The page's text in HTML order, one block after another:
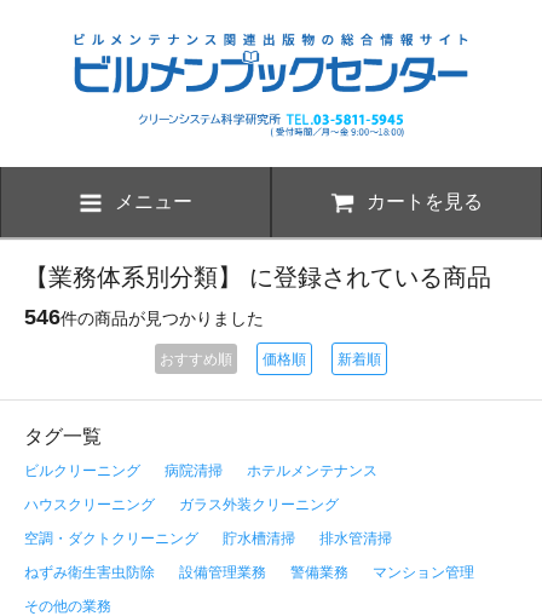
メニュー カートを見る
【業務体系別分類】 に登録されている商品
546件の商品が見つかりました
おすすめ順 価格順 新着順
タグ一覧
ビルクリーニング 病院清掃
ホテルメンテナンス
ハウスクリーニング
ガラス外装クリーニング
空調・ダクトクリーニング
貯水槽清掃
排水管清掃
ねずみ衛生害虫防除
設備管理業務 警備業務
マンション管理
その他の業務